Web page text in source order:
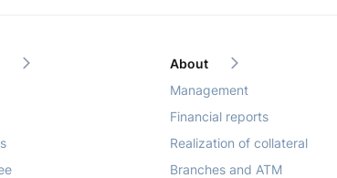
About
Management
Financial reports
Realization of collateral
Branches and ATM